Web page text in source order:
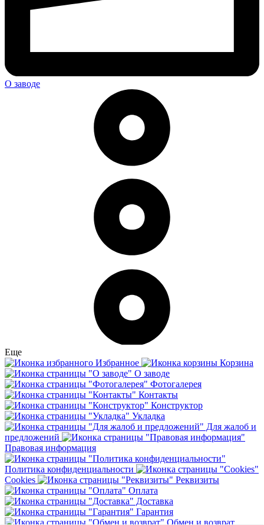
О заводе
Еще
Избранное
Корзина
О заводе
Фотогалерея
Контакты
Конструктор
Укладка
Для жалоб и
предложений
Правовая информация
Политика конфиденциальности
Cookies
Реквизиты
Оплата
Доставка
Гарантия
Обмен и возврат